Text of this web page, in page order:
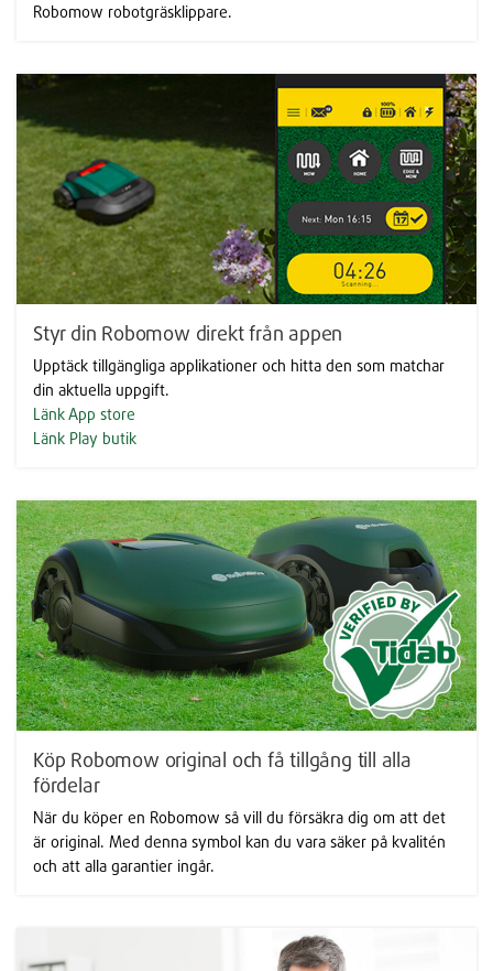
Robomow robotgräsklippare.
Styr din Robomow direkt från appen
Upptäck tillgängliga applikationer och hitta den som matchar
din aktuella uppgift.
Länk App store
Länk Play butik
Köp Robomow original och få tillgång till alla
fördelar
När du köper en Robomow så vill du försäkra dig om att det
är original. Med denna symbol kan du vara säker på kvalitén
och att alla garantier ingår.